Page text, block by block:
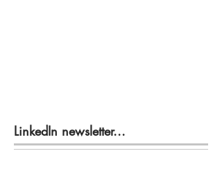
LinkedIn newsletter...